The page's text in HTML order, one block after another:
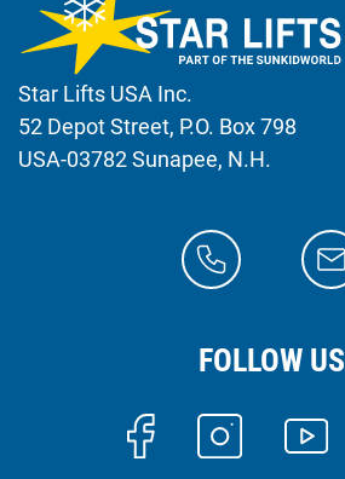
Star Lifts USA Inc.
52 Depot Street, P.O. Box 798
USA-03782 Sunapee, N.H.
FOLLOW US